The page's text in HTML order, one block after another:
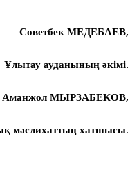
Советбек МЕДЕБАЕВ,
Ұлытау ауданының әкімі.
Аманжол МЫРЗАБЕКОВ,
мәслихаттың хатшысы.